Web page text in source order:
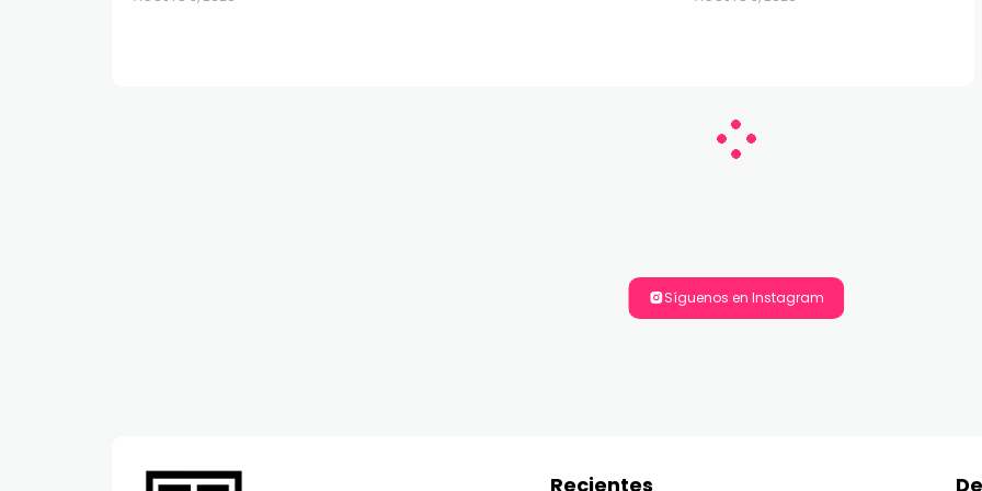
Síguenos en Instagram
Recientes